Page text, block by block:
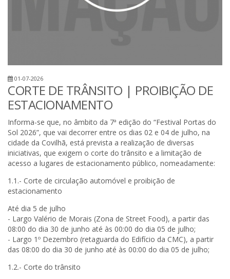
01-07-2026
CORTE DE TRÂNSITO | PROIBIÇÃO DE
ESTACIONAMENTO
Informa-se que, no âmbito da 7ª edição do “Festival Portas do
Sol 2026”, que vai decorrer entre os dias 02 e 04 de julho, na
cidade da Covilhã, está prevista a realização de diversas
iniciativas, que exigem o corte do trânsito e a limitação de
acesso a lugares de estacionamento público, nomeadamente:
1.1.- Corte de circulação automóvel e proibição de
estacionamento
Até dia 5 de julho
- Largo Valério de Morais (Zona de Street Food), a partir das
08:00 do dia 30 de junho até às 00:00 do dia 05 de julho;
- Largo 1º Dezembro (retaguarda do Edifício da CMC), a partir
das 08:00 do dia 30 de junho até às 00:00 do dia 05 de julho;
1.2.- Corte do trânsito